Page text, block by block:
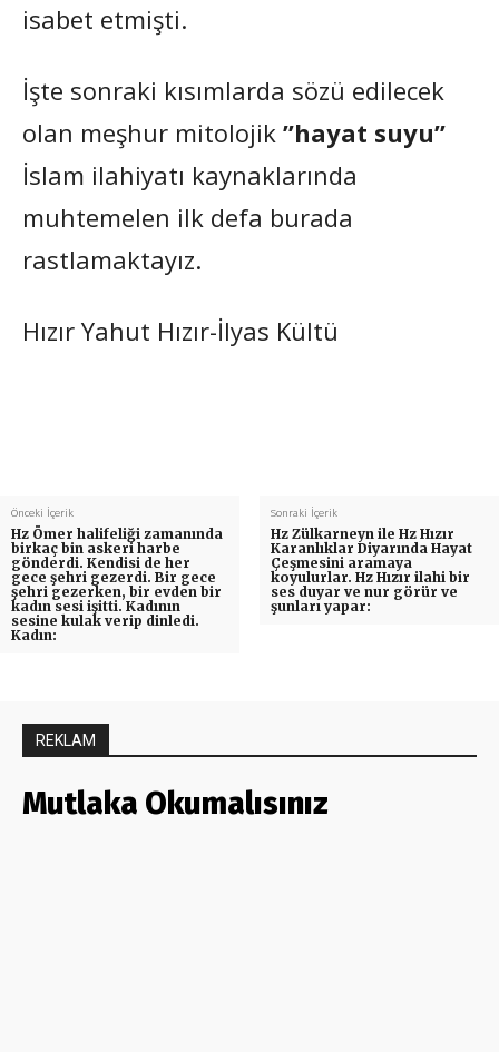
isabet etmişti.
İşte sonraki kısımlarda sözü edilecek
olan meşhur mitolojik ”hayat suyu”
İslam ilahiyatı kaynaklarında
muhtemelen ilk defa burada
rastlamaktayız.
Hızır Yahut Hızır-İlyas Kültü
Önceki İçerik
Hz Ömer halifeliği zamanında
birkaç bin askeri harbe
gönderdi. Kendisi de her
gece şehri gezerdi. Bir gece
şehri gezerken, bir evden bir
kadın sesi işitti. Kadının
sesine kulak verip dinledi.
Kadın:
Sonraki İçerik
Hz Zülkarneyn ile Hz Hızır
Karanlıklar Diyarında Hayat
Çeşmesini aramaya
koyulurlar. Hz Hızır ilahi bir
ses duyar ve nur görür ve
şunları yapar:
REKLAM
Mutlaka Okumalısınız